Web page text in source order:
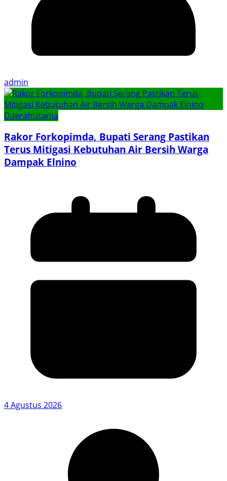
admin
DaerahUtama
Rakor Forkopimda, Bupati Serang Pastikan
Terus Mitigasi Kebutuhan Air Bersih Warga
Dampak Elnino
4 Agustus 2026